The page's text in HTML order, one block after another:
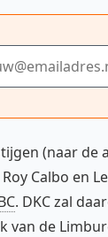
(naar de
Calbo en
. DKC zal
de